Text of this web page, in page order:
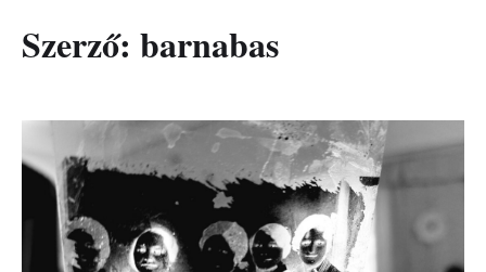
Szerző: barnabas